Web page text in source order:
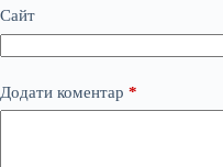
Сайт
Додати коментар *